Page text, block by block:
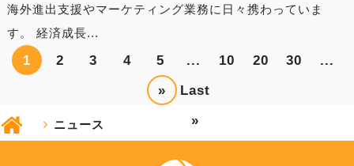
海外進出支援やマーケティング業務に日々携わっていま
す。 経済成長...
1 2 3 4 5 ... 10 20 30 ...
» Last
»
ニュース